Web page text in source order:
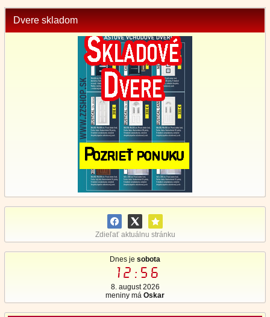
Dvere skladom
Zdieľať aktuálnu stránku
Dnes je sobota
12:56
8. august 2026
meniny má Oskar